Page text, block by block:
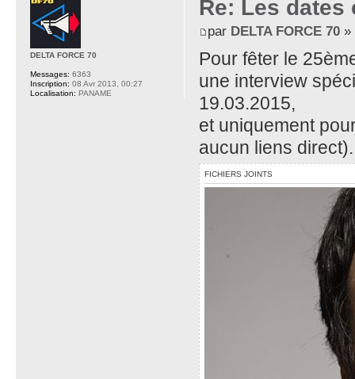
Re: Les
par DELTA FORCE 70»
Pour fêter le
une interview
19.03.2015,
et uniquement
aucun liens
FICHIERS JOINTS
DELTA FORCE 70
Messages: 6363
Inscription: 08 Avr 2013, 00:27
Localisation: PANAME